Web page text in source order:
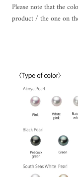
Please note that the
product / the one on